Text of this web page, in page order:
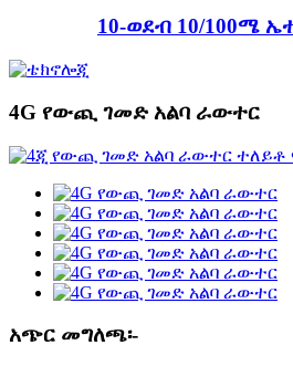
10-ወደብ 10/100ሜ
4G የውጪ ገመድ አልባ ራውተር
አጭር መግለጫ፡-